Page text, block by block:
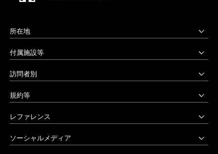
所在地
上野毛キャンパス
〒158-8558 東京都世田谷区上野毛3-15-34
03-3702-1141（代）
八王子キャンパス
〒192-0394 東京都八王子市鑓水2-1723
付属施設等
多摩美術大学図書館
多摩美術大学美術館
アートテーク
アートアーカイヴセンター
生涯学習センター
訪問者別
受験生の方へ
受験上の配慮をご希望の方へ
在学生の方へ
卒業生の方へ
規約等
公益通報窓口
非常時の対応
激甚災害等の特別支援について
レファレンス
創立90周年記念事業
卒業制作優秀作品集
ソーシャルメディア